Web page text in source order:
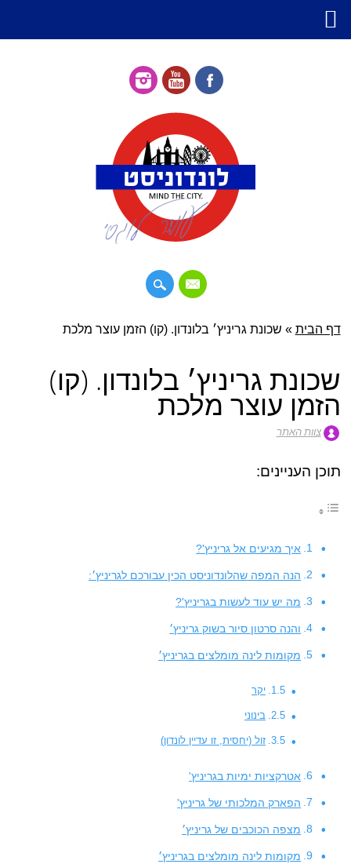
תפריט ראשי
דילוג
דף הבית » שכונת גריניץ׳ בלונדון. (קו) הזמן עוצר מלכת
שכונת גריניץ׳ בלונדון. (קו)
הזמן עוצר מלכת
צוות האתר
תוכן העניינים:
איך מגיעים אל גריניץ'?
הנה המפה שהלונדוניסט הכין עבורכם לגריניץ׳:
מה יש עוד לעשות בגריניץ'?
והנה סרטון סיור בשוק גריניץ׳
מקומות לינה מומלצים בגריניץ׳
יקר
בינוני
זול (יחסית, זו עדיין לונדון)
אטרקציות ימיות בגריניץ'
הפארק המלכותי של גריניץ'
מצפה הכוכבים של גריניץ׳
מקומות לינה מומלצים בגריניץ׳